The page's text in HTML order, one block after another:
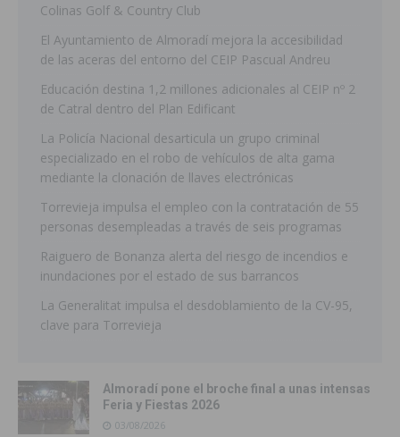
Colinas Golf & Country Club
El Ayuntamiento de Almoradí mejora la accesibilidad
de las aceras del entorno del CEIP Pascual Andreu
Educación destina 1,2 millones adicionales al CEIP nº 2
de Catral dentro del Plan Edificant
La Policía Nacional desarticula un grupo criminal
especializado en el robo de vehículos de alta gama
mediante la clonación de llaves electrónicas
Torrevieja impulsa el empleo con la contratación de 55
personas desempleadas a través de seis programas
Raiguero de Bonanza alerta del riesgo de incendios e
inundaciones por el estado de sus barrancos
La Generalitat impulsa el desdoblamiento de la CV-95,
clave para Torrevieja
Almoradí pone el broche final a unas intensas
Feria y Fiestas 2026
03/08/2026